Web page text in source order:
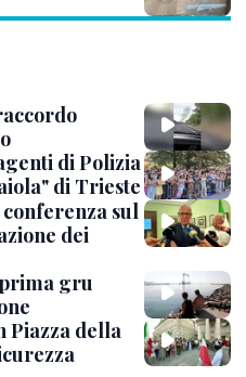
di Polizia
di Trieste
sul
dei
gru
Piazza della